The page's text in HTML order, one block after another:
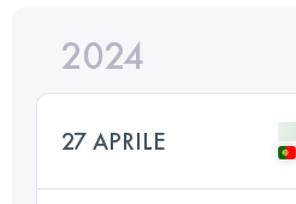
2024
27 APRILE